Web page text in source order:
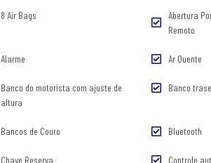
8 Air Bags
Abertura
Remoto
Alarme Ar Quente
Banco do motorista com ajuste de
altura
Banco
Bancos de Couro Bluetooth
Chave Reserva Controle